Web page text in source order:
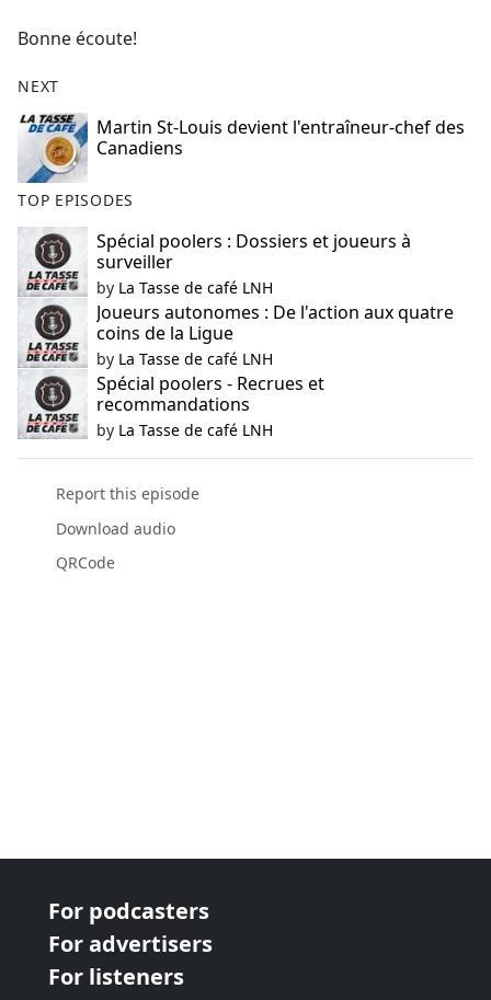
Bonne écoute!
NEXT
Martin St-Louis devient l'entraîneur-chef des
Canadiens
TOP EPISODES
Spécial poolers : Dossiers et joueurs à
surveiller
by La Tasse de café LNH
Joueurs autonomes : De l'action aux quatre
coins de la Ligue
by La Tasse de café LNH
Spécial poolers - Recrues et
recommandations
by La Tasse de café LNH
Report this episode
Download audio
QRCode
For podcasters
For advertisers
For listeners